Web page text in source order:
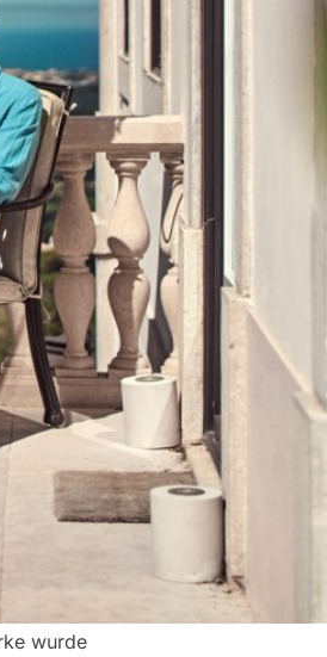
wurde